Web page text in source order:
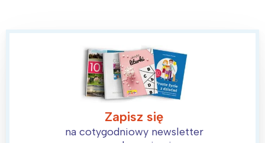
Zapisz się
na cotygodniowy newsletter